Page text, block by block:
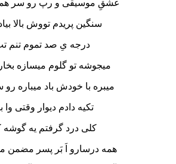
عشقِ موسیقی و رپ رو سر همیشه کَپ
سنگین پریدم تووش بالا بیاد سر
درجه یِ صد تموم تنم تب
میجوشه تو گلوم میسازه بخارش ابر
میبره با خودش باد میباره رو سرِ شهر
تکیه دادم دیوار وقتی وا بود
کلی درد گرفتم یه گوشه کار
همه درسارو اَ بَر پسر مضمن مردِ رنگی